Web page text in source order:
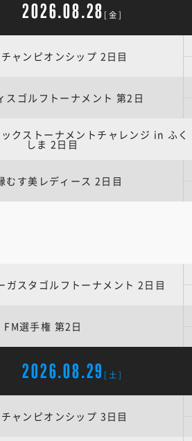
2026.08.28 [金]
ャンピオンシップ 2日目
スゴルフトーナメント 第2日
クストーナメントチャレンジ in ふく
しま 2日目
むす美レディース 2日目
ガスタゴルフトーナメント 2日目
FM選手権 第2日
2026.08.29 [土]
ャンピオンシップ 3日目